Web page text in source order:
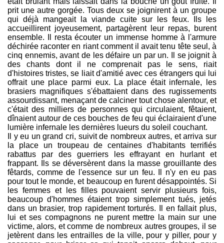
prit une autre gorgée. Tous deux se joignirent à un groupe
qui déjà mangeait la viande cuite sur les feux. Ils les
accueillirent joyeusement, partagèrent leur repas, burent
ensemble. Il resta écouter un immense homme à l'armure
déchirée raconter en riant comment il avait tenu tête seul, à
cinq ennemis, avant de les défaire un par un. Il se joignit à
des chants dont il ne comprenait pas le sens, riait
d'histoires tristes, se liait d'amitié avec ces étrangers qui lui
offrait une place parmi eux. La place était infernale, les
brasiers magnifiques s'ébattaient dans des rugissements
assourdissant, menaçant de calciner tout chose alentour, et
c'était des milliers de personnes qui circulaient, fêtaient,
dînaient autour de ces bouches de feu qui éclairaient d'une
lumière infernale les dernières lueurs du soleil couchant.
Il y eu un grand cri, suivit de nombreux autres, et arriva sur
la place un troupeau de centaines d'habitants terrifiés
rabattus par des guerriers les effrayant en hurlant et
frappant. Ils se déversèrent dans la masse grouillante des
fêtards, comme de l'essence sur un feu. Il n'y en eu pas
pour tout le monde, et beaucoup en furent désappointés. Si
les femmes et les filles pouvaient servir plusieurs fois,
beaucoup d'hommes étaient trop simplement tués, jetés
dans un brasier, trop rapidement torturés. Il en fallait plus,
lui et ses compagnons ne purent mettre la main sur une
victime, alors, et comme de nombreux autres groupes, il se
jetèrent dans les entrailles de la ville, pour y piller, pour y